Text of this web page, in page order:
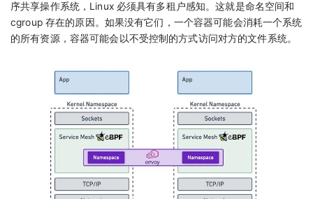
序共享操作系统，Linux 必须具有多租户感知。这就是命名空间和
cgroup 存在的原因。如果没有它们，一个容器可能会消耗一个系统
的所有资源，容器可能会以不受控制的方式访问对方的文件系统。